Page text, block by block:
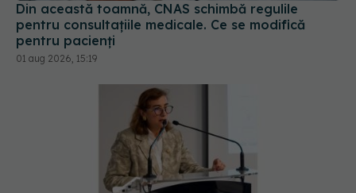
Din această toamnă, CNAS schimbă regulile
pentru consultațiile medicale. Ce se modifică
pentru pacienți
01 aug 2026, 15:19